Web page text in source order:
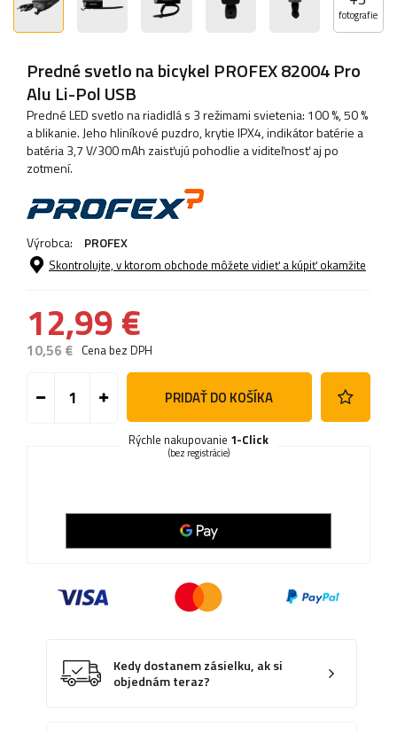
fotografie
Predné svetlo na bicykel PROFEX 82004 Pro
Alu Li-Pol USB
Predné LED svetlo na riadidlá s 3 režimami svietenia: 100 %, 50 %
a blikanie. Jeho hliníkové puzdro, krytie IPX4, indikátor batérie a
batéria 3,7 V/300 mAh zaisťujú pohodlie a viditeľnosť aj po
zotmení.
Výrobca: PROFEX
Skontrolujte, v ktorom obchode môžete vidieť a kúpiť okamžite
12,99 €
10,56 € Cena bez DPH
PRIDAŤ DO KOŠÍKA
Rýchle nakupovanie 1-Click
(bez registrácie)
Kedy dostanem zásielku, ak si
objednám teraz?